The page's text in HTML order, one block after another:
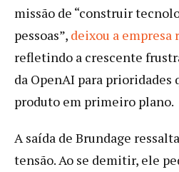
missão de “construir
pessoas”, deixou a
refletindo a crescente
da OpenAI para prioridades
produto em primeiro plano.
A saída de Brundage
tensão. Ao se demitir, ele